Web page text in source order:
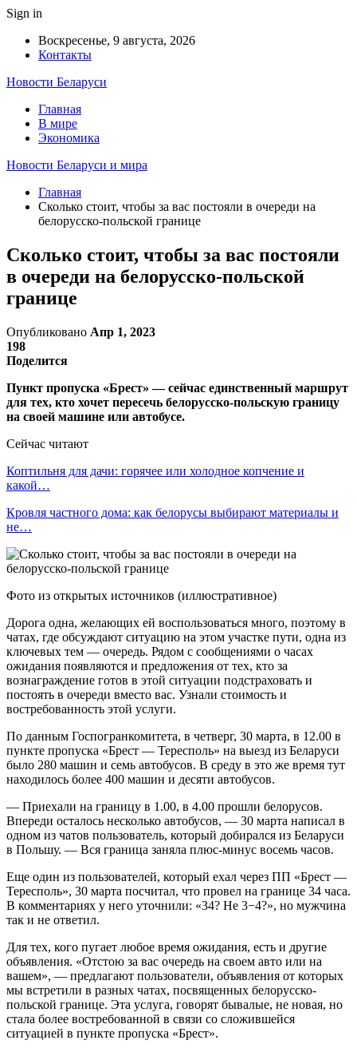
Sign in
Воскресенье, 9 августа, 2026
Контакты
Новости Беларуси
Главная
В мире
Экономика
Новости Беларуси и мира
Главная
Сколько стоит, чтобы за вас постояли в очереди на
белорусско-польской границе
Сколько стоит, чтобы за вас постояли
в очереди на белорусско-польской
границе
Опубликовано Апр 1, 2023
198
Поделится
Пункт пропуска «Брест» — сейчас единственный маршрут
для тех, кто хочет пересечь белорусско-польскую границу
на своей машине или автобусе.
Сейчас читают
Коптильня для дачи: горячее или холодное копчение и
какой…
Кровля частного дома: как белорусы выбирают материалы и
не…
Фото из открытых источников (иллюстративное)
Дорога одна, желающих ей воспользоваться много, поэтому в
чатах, где обсуждают ситуацию на этом участке пути, одна из
ключевых тем — очередь. Рядом с сообщениями о часах
ожидания появляются и предложения от тех, кто за
вознаграждение готов в этой ситуации подстраховать и
постоять в очереди вместо вас. Узнали стоимость и
востребованность этой услуги.
По данным Госпогранкомитета, в четверг, 30 марта, в 12.00 в
пункте пропуска «Брест — Тересполь» на выезд из Беларуси
было 280 машин и семь автобусов. В среду в это же время тут
находилось более 400 машин и десяти автобусов.
— Приехали на границу в 1.00, в 4.00 прошли белорусов.
Впереди осталось несколько автобусов, — 30 марта написал в
одном из чатов пользователь, который добирался из Беларуси
в Польшу. — Вся граница заняла плюс-минус восемь часов.
Еще один из пользователей, который ехал через ПП «Брест —
Тересполь», 30 марта посчитал, что провел на границе 34 часа.
В комментариях у него уточнили: «34? Не 3−4?», но мужчина
так и не ответил.
Для тех, кого пугает любое время ожидания, есть и другие
объявления. «Отстою за вас очередь на своем авто или на
вашем», — предлагают пользователи, объявления от которых
мы встретили в разных чатах, посвященных белорусско-
польской границе. Эта услуга, говорят бывалые, не новая, но
стала более востребованной в связи со сложившейся
ситуацией в пункте пропуска «Брест».